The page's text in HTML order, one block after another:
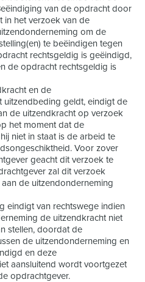
van de opdracht door
het verzoek van de
om de
te beëindigen tegen
rechtsgeldig is geëindigd,
de opdracht rechtsgeldig is
en de
uitzendbeding geldt, eindigt de
de uitzendkracht op verzoek
het moment dat de
niet in staat is de arbeid te
Voor zover
geacht dit verzoek te
zal dit verzoek
de uitzendonderneming
eindigt van rechtswege indien
de uitzendkracht niet
stellen, doordat de
de uitzendonderneming en
en deze
aansluitend wordt voortgezet
opdrachtgever.